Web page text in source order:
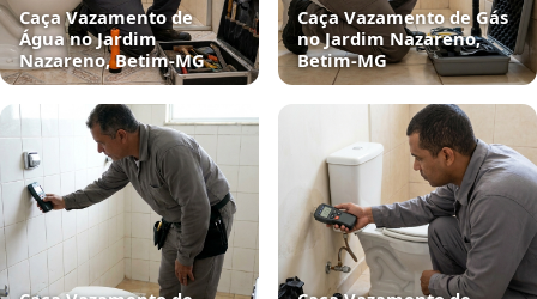
Caça Vazamento de
Água no Jardim
Nazareno, Betim‑MG
Caça Vazamento de Gás
no Jardim Nazareno,
Betim‑MG